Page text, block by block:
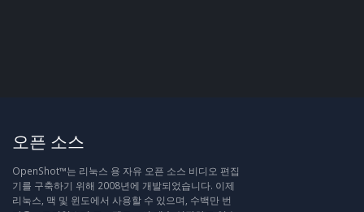
오픈 소스
OpenShot™는 리눅스 용 자유 오픈 소스 비디오 편집
기를 구축하기 위해 2008년에 개발되었습니다. 이제
리눅스, 맥 및 윈도에서 사용할 수 있으며, 수백만 번